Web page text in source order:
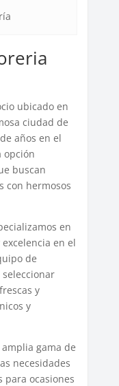
ubicado en
ciudad de
años en el
opción
buscan
con hermosos
en
en el
de
y
y
gama de
necesidades
para ocasiones